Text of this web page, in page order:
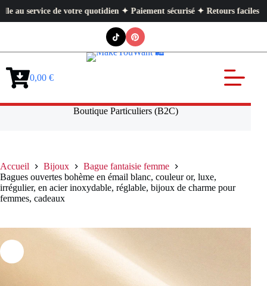
de votre quotidien ✦ Paiement sécurisé ✦ Retours faciles
Panier0,00 €
Boutique Particuliers (B2C)
Accueil Bijoux
Bague fantaisie femme
Bagues ouvertes bohème en émail blanc, couleur or, luxe,
irrégulier, en acier inoxydable, réglable, bijoux de charme pour
femmes, cadeaux